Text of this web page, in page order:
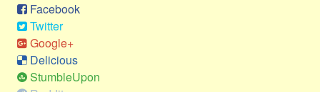
Dokumenttyper
Emner
Skribenter
Facebook
Twitter
Google+
Delicious
StumbleUpon